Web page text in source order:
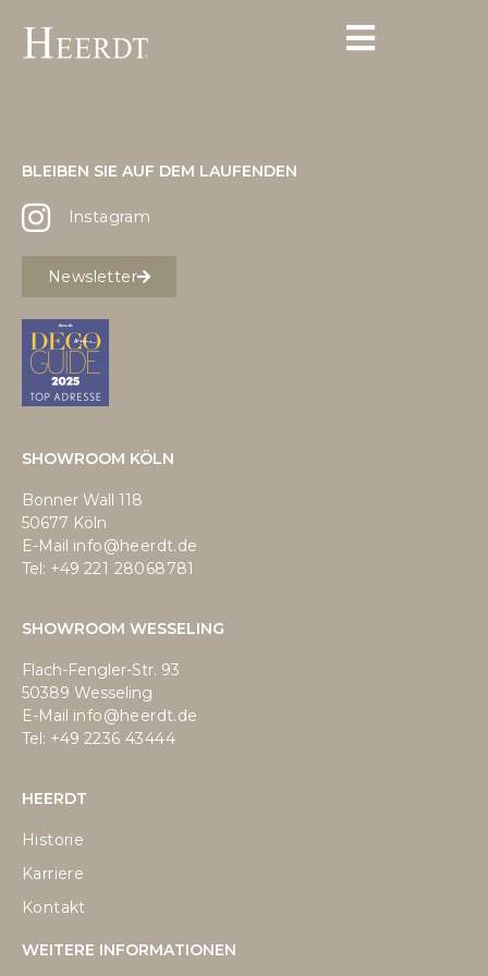
BLEIBEN SIE AUF DEM LAUFENDEN
Instagram
Newsletter
SHOWROOM KÖLN
Bonner Wall 118
50677 Köln
E-Mail info@heerdt.de
Tel: +49 221 28068781
SHOWROOM WESSELING
Flach-Fengler-Str. 93
50389 Wesseling
E-Mail info@heerdt.de
Tel: +49 2236 43444
HEERDT
Historie
Karriere
Kontakt
WEITERE INFORMATIONEN